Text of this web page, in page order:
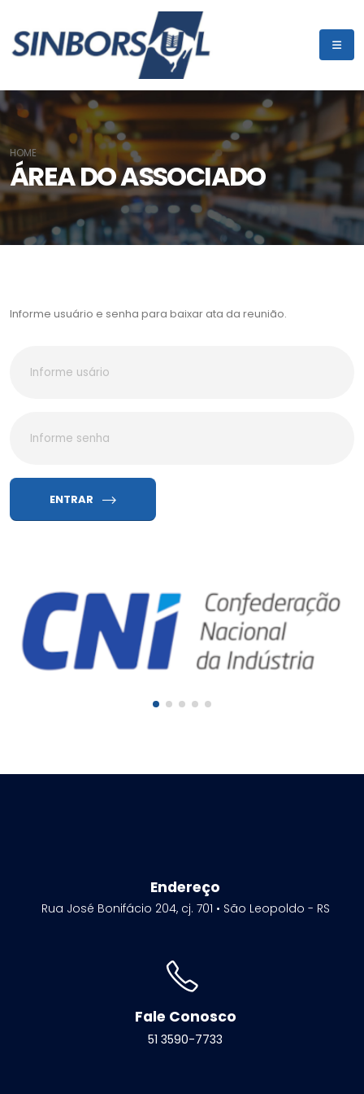
ÁREA DO ASSOCIADO
HOME
Informe usuário e senha para baixar ata da reunião.
ENTRAR
Endereço
Rua José Bonifácio 204, cj. 701 • São Leopoldo - RS
Fale Conosco
51 3590-7733